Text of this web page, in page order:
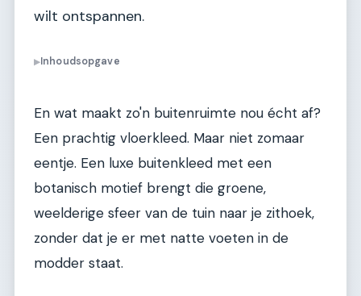
wilt ontspannen.
▶Inhoudsopgave
En wat maakt zo'n buitenruimte nou écht af?
Een prachtig vloerkleed. Maar niet zomaar
eentje. Een luxe buitenkleed met een
botanisch motief brengt die groene,
weelderige sfeer van de tuin naar je zithoek,
zonder dat je er met natte voeten in de
modder staat.